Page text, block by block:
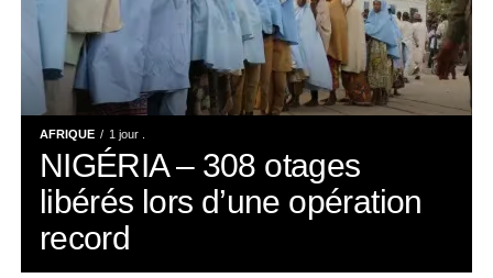
AFRIQUE 1 jour .
NIGÉRIA – 308 otages
libérés lors d’une opération
record